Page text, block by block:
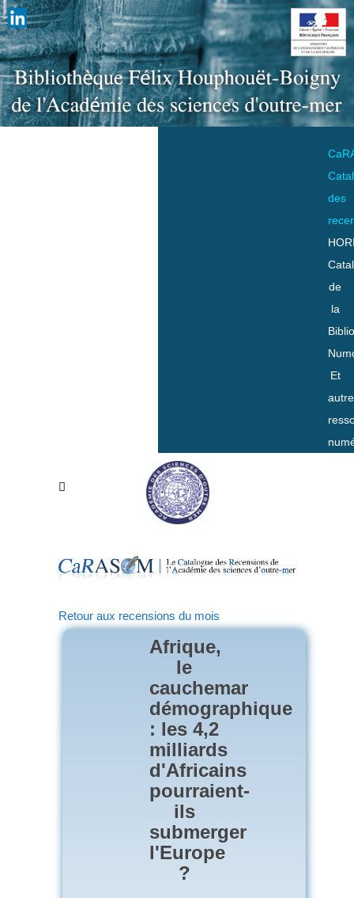
des
de
la
Et
Retour aux recensions du mois
Afrique,
le
cauchemar
démographique
: les 4,2
milliards
d'Africains
pourraient-
ils
submerger
l'Europe
?